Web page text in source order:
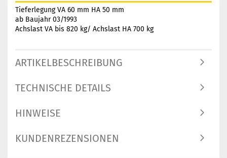
Tieferlegung VA 60 mm HA 50 mm
ab Baujahr 03/1993
Achslast VA bis 820 kg/ Achslast HA 700 kg
ARTIKELBESCHREIBUNG
TECHNISCHE DETAILS
HINWEISE
KUNDENREZENSIONEN